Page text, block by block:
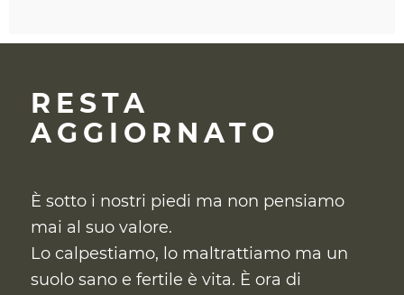
RESTA
AGGIORNATO
È sotto i nostri piedi ma non pensiamo
mai al suo valore.
Lo calpestiamo, lo maltrattiamo ma un
suolo sano e fertile è vita. È ora di